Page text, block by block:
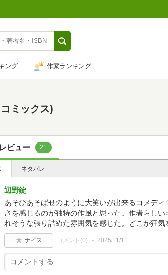
ング 作家ランキング
ミックス)
ビュー 21
ネタバレ
辺野錠
あそびあそばせのように大笑いが出来るコメデ
さを感じるのが独特の作風と思った。作者らし
れそうな張り詰めた雰囲気を感じた。どこか狂気
ナイス コメント(0) 2025/11/11